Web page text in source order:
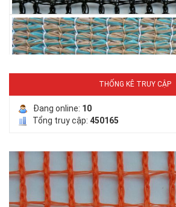
LƯỚI PHƠI NÔNG SẢN
LƯỚI CHE NẮNG
THỐNG KÊ TRUY CẬP
Đang online: 10
Tổng truy cập: 450165